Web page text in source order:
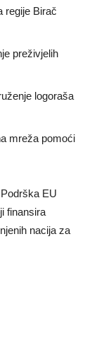
regije Birač
preživjelih
logoraša
mreža pomoći
EU
finansira
nacija za